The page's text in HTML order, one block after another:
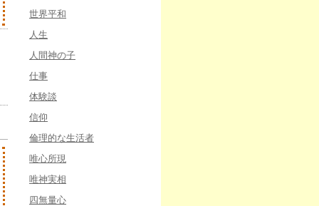
世界平和
人生
人間神の子
仕事
体験談
信仰
倫理的な生活者
唯心所現
唯神実相
四無量心